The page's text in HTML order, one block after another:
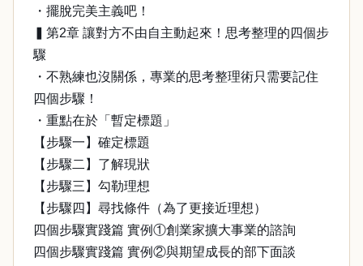
・擺脫完美主義吧！
▍第2章 讓對方不由自主動起來！思考整理的四個步
驟
・不熟練也沒關係，專業的思考整理術只需要記住
四個步驟！
・重點在於「暫定標題」
【步驟一】確定標題
【步驟二】了解現狀
【步驟三】勾勒理想
【步驟四】尋找條件（為了更接近理想）
四個步驟實踐篇 實例①創業家擴大事業的諮詢
四個步驟實踐篇 實例②與期望成長的部下面談